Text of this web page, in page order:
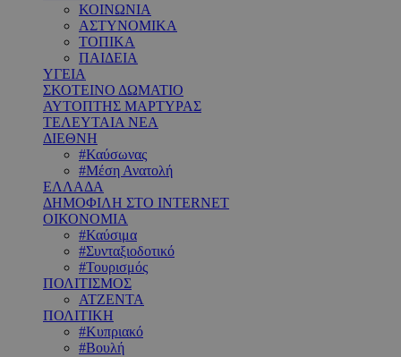
ΚΟΙΝΩΝΙΑ
ΑΣΤΥΝΟΜΙΚΑ
ΤΟΠΙΚΑ
ΠΑΙΔΕΙΑ
ΥΓΕΙΑ
ΣΚΟΤΕΙΝΟ ΔΩΜΑΤΙΟ
ΑΥΤΟΠΤΗΣ ΜΑΡΤΥΡΑΣ
ΤΕΛΕΥΤΑΙΑ ΝΕΑ
ΔΙΕΘΝΗ
#Καύσωνας
#Μέση Ανατολή
ΕΛΛΑΔΑ
ΔΗΜΟΦΙΛΗ ΣΤΟ INTERNET
ΟΙΚΟΝΟΜΙΑ
#Καύσιμα
#Συνταξιοδοτικό
#Τουρισμός
ΠΟΛΙΤΙΣΜΟΣ
ΑΤΖΕΝΤΑ
ΠΟΛΙΤΙΚΗ
#Κυπριακό
#Βουλή